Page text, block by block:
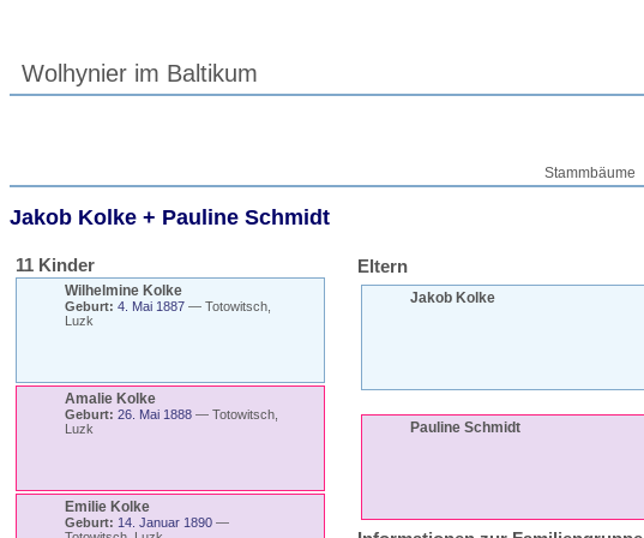
Wolhynier im Baltikum
Stammbäume
Jakob Kolke + Pauline Schmidt
11 Kinder
Wilhelmine Kolke
Geburt: 4. Mai 1887 — Totowitsch,
Luzk
Amalie Kolke
Geburt: 26. Mai 1888 — Totowitsch,
Luzk
Emilie Kolke
Geburt: 14. Januar 1890 —
Eltern
Jakob Kolke
Pauline Schmidt